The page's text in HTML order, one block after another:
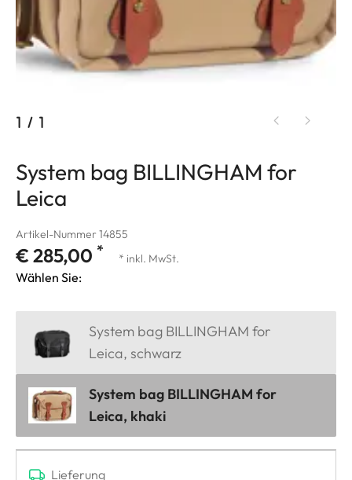
1 / 1
System bag BILLINGHAM for
Leica
Artikel-Nummer 14855
€ 285,00 * * inkl. MwSt.
Wählen Sie:
System bag BILLINGHAM for
Leica, schwarz
System bag BILLINGHAM for
Leica, khaki
Lieferung